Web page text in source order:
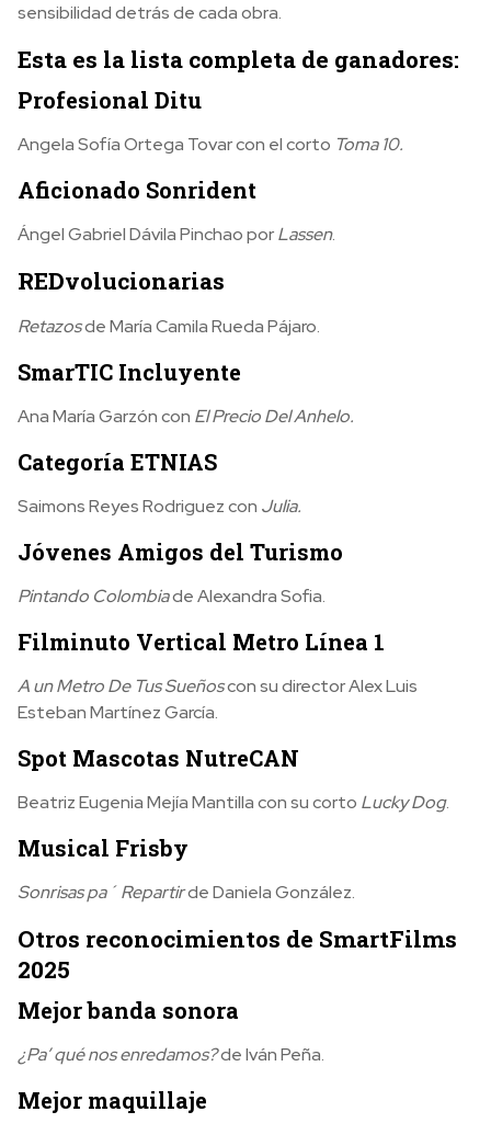
sensibilidad detrás de cada obra.
Esta es la lista completa de ganadores:
Profesional Ditu
Angela Sofía Ortega Tovar con el corto Toma 10.
Aficionado Sonrident
Ángel Gabriel Dávila Pinchao porLassen.
REDvolucionarias
Retazosde María Camila Rueda Pájaro.
SmarTIC Incluyente
Ana María Garzón con El Precio Del Anhelo.
Categoría ETNIAS
Saimons Reyes Rodriguez con Julia.
Jóvenes Amigos del Turismo
Pintando Colombiade Alexandra Sofia.
Filminuto Vertical Metro Línea 1
A un Metro De Tus Sueñoscon su director Alex Luis
Esteban Martínez García.
Spot Mascotas NutreCAN
Beatriz Eugenia Mejía Mantilla con su corto Lucky Dog.
Musical Frisby
Sonrisas pa´ Repartirde Daniela González.
Otros reconocimientos de SmartFilms
2025
Mejor banda sonora
¿Pa’ qué nos enredamos?de Iván Peña.
Mejor maquillaje